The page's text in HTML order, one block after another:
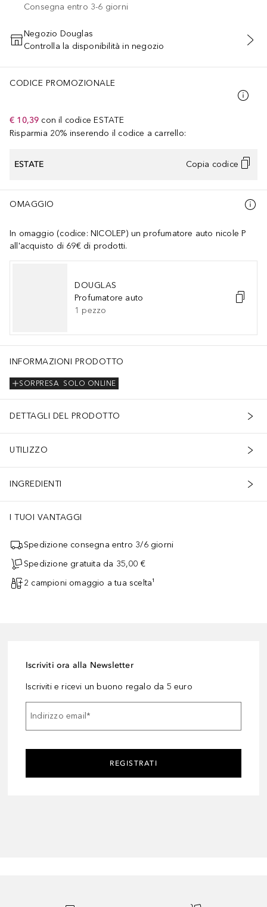
Consegna entro 3-6 giorni
AGGIUNGI AL CARRELLO
Negozio Douglas
Controlla la disponibilità in negozio
CODICE PROMOZIONALE
€ 10,39 con il codice ESTATE
Risparmia 20% inserendo il codice a carrello:
ESTATE Copia codice
OMAGGIO
In omaggio (codice: NICOLEP) un profumatore auto nicole P
all'acquisto di 69€ di prodotti.
DOUGLAS
Profumatore auto
1 pezzo
INFORMAZIONI PRODOTTO
SOLO ONLINE
SORPRESA
DETTAGLI DEL PRODOTTO
UTILIZZO
INGREDIENTI
I TUOI VANTAGGI
Spedizione consegna entro 3/6 giorni
Spedizione gratuita da 35,00 €
2 campioni omaggio a tua scelta¹
Iscriviti ora alla Newsletter
Iscriviti e ricevi un buono regalo da 5 euro
Indirizzo email*
REGISTRATI